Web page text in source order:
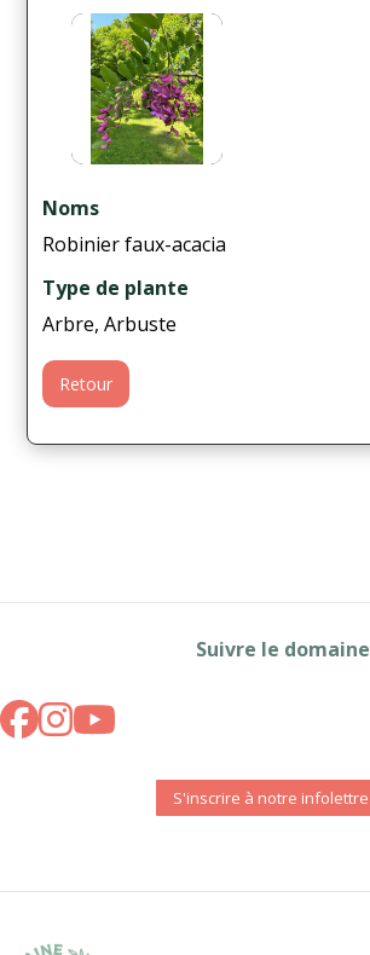
Noms
Robinier faux-acacia
Type de plante
Arbre, Arbuste
Retour
Suivre le domaine
S'inscrire à notre infolettre